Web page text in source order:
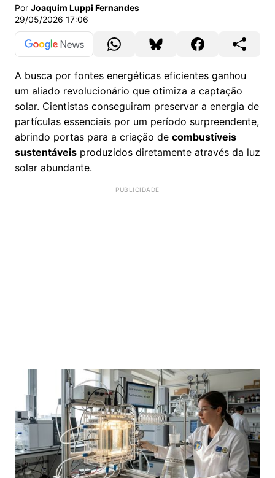
Por Joaquim Luppi Fernandes
29/05/2026 17:06
A busca por fontes energéticas eficientes ganhou
um aliado revolucionário que otimiza a captação
solar. Cientistas conseguiram preservar a energia de
partículas essenciais por um período surpreendente,
abrindo portas para a criação de combustíveis
sustentáveis produzidos diretamente através da luz
solar abundante.